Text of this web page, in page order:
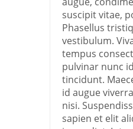
augue,
suscipit vitae,
Phasellus
vestibulum.
tempus
pulvinar nunc
tincidunt.
id augue
nisi.
sapien et elit